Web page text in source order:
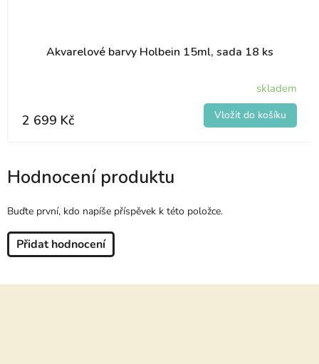
Akvarelové barvy Holbein 15ml, sada 18 ks
skladem
2 699 Kč
Hodnocení produktu
Buďte první, kdo napíše příspěvek k této položce.
Přidat hodnocení